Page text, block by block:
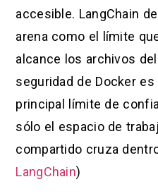
accesible. LangChain
arena como el límite
alcance los archivos
seguridad de Docker
principal límite de
sólo el espacio de
compartido cruza
LangChain)